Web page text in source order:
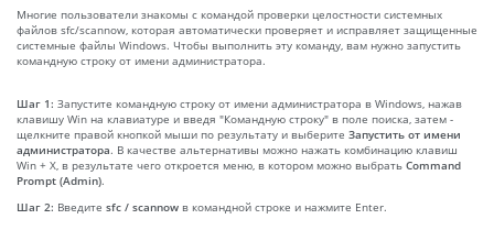
Многие пользователи знакомы с командой проверки целостности системных
файлов sfc/scannow, которая автоматически проверяет и исправляет защищенные
системные файлы Windows. Чтобы выполнить эту команду, вам нужно запустить
командную строку от имени администратора.
Шаг 1: Запустите командную строку от имени администратора в Windows, нажав
клавишу Win на клавиатуре и введя "Командную строку" в поле поиска, затем -
щелкните правой кнопкой мыши по результату и выберите Запустить от имени
администратора. В качестве альтернативы можно нажать комбинацию клавиш
Win + X, в результате чего откроется меню, в котором можно выбрать Command
Prompt (Admin).
Шаг 2: Введите sfc / scannow в командной строке и нажмите Enter.